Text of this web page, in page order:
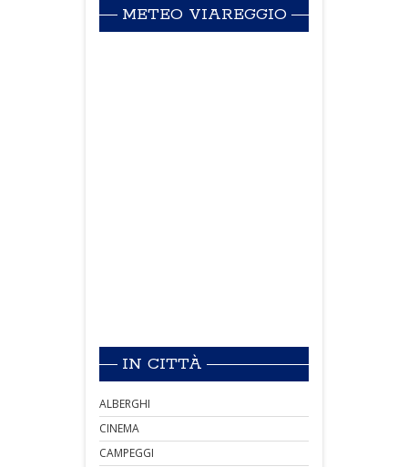
METEO VIAREGGIO
IN CITTÀ
ALBERGHI
CINEMA
CAMPEGGI